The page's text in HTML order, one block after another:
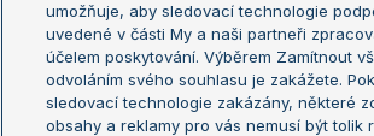
Sázkařský žebříček
Wimbledon
US Open
Turnaj mistrů
Turnaj mistryň
umožňuje, aby sledovací technologie
uvedené v části My a naši partneři
účelem poskytování. Výběrem Zamítnout
odvoláním svého souhlasu je zakážete.
sledovací technologie zakázány, některé
obsahy a reklamy pro vás nemusí být tolik